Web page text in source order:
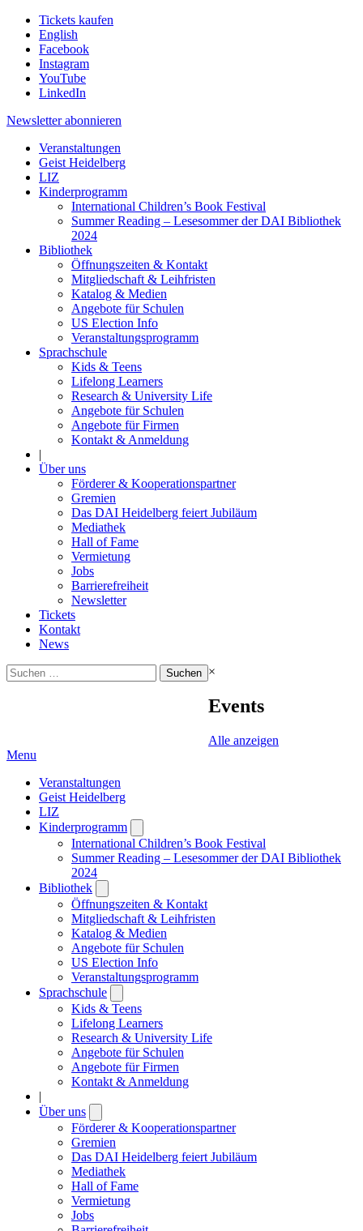
Tickets kaufen
English
Facebook
Instagram
YouTube
LinkedIn
Newsletter abonnieren
Veranstaltungen
Geist Heidelberg
LIZ
Kinderprogramm
International Children’s Book Festival
Summer Reading – Lesesommer der DAI Bibliothek
2024
Bibliothek
Öffnungszeiten & Kontakt
Mitgliedschaft & Leihfristen
Katalog & Medien
Angebote für Schulen
US Election Info
Veranstaltungsprogramm
Sprachschule
Kids & Teens
Lifelong Learners
Research & University Life
Angebote für Schulen
Angebote für Firmen
Kontakt & Anmeldung
|
Über uns
Förderer & Kooperationspartner
Gremien
Das DAI Heidelberg feiert Jubiläum
Mediathek
Hall of Fame
Vermietung
Jobs
Barrierefreiheit
Newsletter
Tickets
Kontakt
News
Suchen
nach:
×
Events
Alle anzeigen
Menu
Veranstaltungen
Geist Heidelberg
LIZ
Kinderprogramm
submenu
International Children’s Book Festival
Summer Reading – Lesesommer der DAI Bibliothek
2024
Bibliothek
submenu
Öffnungszeiten & Kontakt
Mitgliedschaft & Leihfristen
Katalog & Medien
Angebote für Schulen
US Election Info
Veranstaltungsprogramm
Sprachschule
submenu
Kids & Teens
Lifelong Learners
Research & University Life
Angebote für Schulen
Angebote für Firmen
Kontakt & Anmeldung
|
Über uns
submenu
Förderer & Kooperationspartner
Gremien
Das DAI Heidelberg feiert Jubiläum
Mediathek
Hall of Fame
Vermietung
Jobs